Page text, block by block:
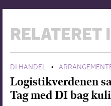
RELATERET
DI HANDEL •
Logistikverdenen
Tag med DI bag